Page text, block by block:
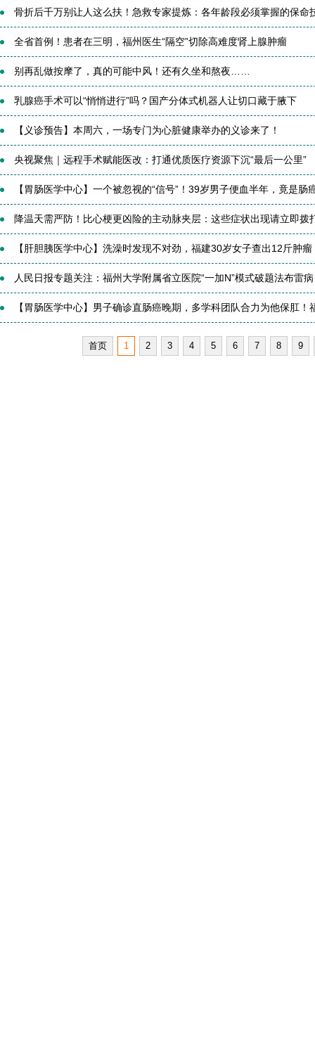
骨折后千万别让人这么扶！急救专家提炼：各年龄段必须掌握的保命
全省首例！患者在三明，福州医生“隔空”切除高难度肾上腺肿瘤
别再乱做按摩了，真的可能中风！还有久坐和熬夜……
乳腺癌手术可以“悄悄进行”吗？国产分体式机器人让切口藏于腋下
【义诊预告】本周六，一场专门为心脏健康举办的义诊来了！
央视聚焦｜远程手术赋能医改：打通优质医疗资源下沉“最后一公里”
【胃肠医学中心】一个被忽视的“信号”！39岁男子便血半年，竟是肠
降温天需严防！比心梗更凶险的主动脉夹层：这些症状出现请立即拨
【肝胆胰医学中心】洗澡时发现不对劲，福建30岁女子查出12斤肿瘤
人民日报专题关注：福州大学附属省立医院“一加N”模式破题法布雷病
【胃肠医学中心】男子确诊直肠癌晚期，多学科团队合力为他保肛！
首页 1 2 3 4 5 6 7 8 9